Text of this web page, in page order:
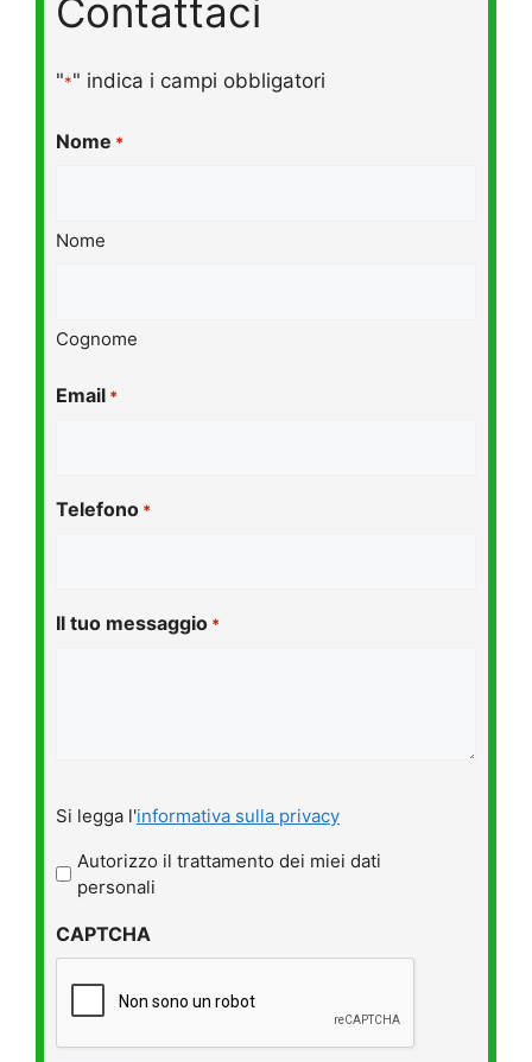
Contattaci
"*" indica i campi obbligatori
Nome *
Nome
Cognome
Email *
Telefono *
Il tuo messaggio *
legga
l'informativa
sulla
*
Si legga l'informativa sulla privacy
Autorizzo il trattamento dei miei dati
personali
CAPTCHA